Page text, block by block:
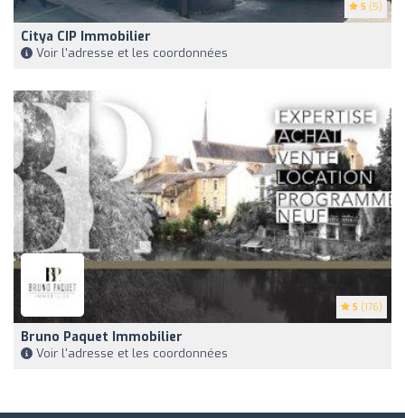
5 (5)
Citya CIP Immobilier
Voir l'adresse et les coordonnées
5 (176)
Bruno Paquet Immobilier
Voir l'adresse et les coordonnées